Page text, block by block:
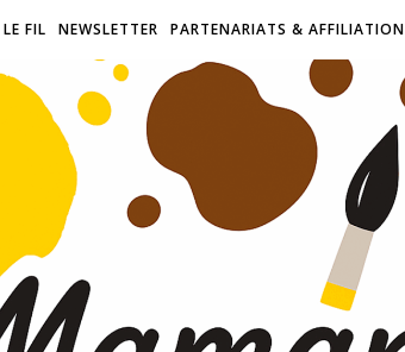
FIL NEWSLETTER PARTENARIATS & AFFILIATION